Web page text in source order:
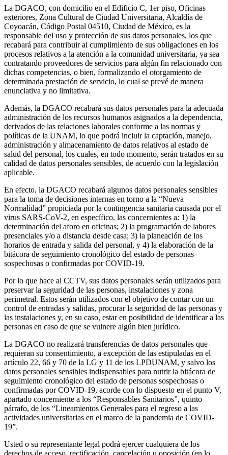
La DGACO, con domicilio en el Edificio C, 1er piso, Oficinas
exteriores, Zona Cultural de Ciudad Universitaria, Alcaldía de
Coyoacán, Código Postal 04510, Ciudad de México, es la
responsable del uso y protección de sus datos personales, los que
recabará para contribuir al cumplimiento de sus obligaciones en los
procesos relativos a la atención a la comunidad universitaria, ya sea
contratando proveedores de servicios para algún fin relacionado con
dichas competencias, o bien, formalizando el otorgamiento de
determinada prestación de servicio, lo cual se prevé de manera
enunciativa y no limitativa.
Además, la DGACO recabará sus datos personales para la adecuada
administración de los recursos humanos asignados a la dependencia,
derivados de las relaciones laborales conforme a las normas y
políticas de la UNAM, lo que podrá incluir la captación, manejo,
administración y almacenamiento de datos relativos al estado de
salud del personal, los cuales, en todo momento, serán tratados en su
calidad de datos personales sensibles, de acuerdo con la legislación
aplicable.
En efecto, la DGACO recabará algunos datos personales sensibles
para la toma de decisiones internas en torno a la “Nueva
Normalidad” propiciada por la contingencia sanitaria causada por el
virus SARS-CoV-2, en específico, las concernientes a: 1) la
determinación del aforo en oficinas; 2) la programación de labores
presenciales y/o a distancia desde casa; 3) la planeación de los
horarios de entrada y salida del personal, y 4) la elaboración de la
bitácora de seguimiento cronológico del estado de personas
sospechosas o confirmadas por COVID-19.
Por lo que hace al CCTV, sus datos personales serán utilizados para
preservar la seguridad de las personas, instalaciones y zona
perimetral. Estos serán utilizados con el objetivo de contar con un
control de entradas y salidas, procurar la seguridad de las personas y
las instalaciones y, en su caso, estar en posibilidad de identificar a las
personas en caso de que se vulnere algún bien jurídico.
La DGACO no realizará transferencias de datos personales que
requieran su consentimiento, a excepción de las estipuladas en el
artículo 22, 66 y 70 de la LG y 11 de los LPDUNAM, y salvo los
datos personales sensibles indispensables para nutrir la bitácora de
seguimiento cronológico del estado de personas sospechosas o
confirmadas por COVID-19, acorde con lo dispuesto en el punto V,
apartado concerniente a los “Responsables Sanitarios”, quinto
párrafo, de los “Lineamientos Generales para el regreso a las
actividades universitarias en el marco de la pandemia de COVID-
19”.
Usted o su representante legal podrá ejercer cualquiera de los